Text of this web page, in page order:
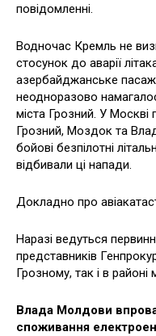
повідомленні.
Водночас Кремль не
стосунок до аварії
азербайджанське
неодноразово
міста Грозний. У
Грозний, Моздок та
бойові безпілотні
відбивали ці напади.
Докладно про
Наразі ведуться
представників
Грозному, так і в районі
Влада Молдови
споживання